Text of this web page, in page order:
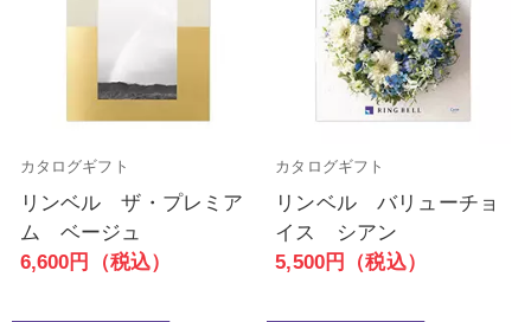
カタログギフト
リンベル ザ・プレミア
ム ベージュ
6,600円（税込）
カタログギフト
リンベル バリューチョ
イス シアン
5,500円（税込）